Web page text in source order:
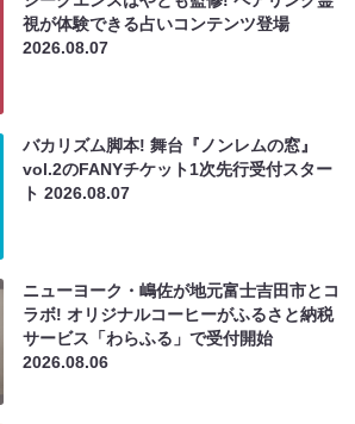
視が体験できる占いコンテンツ登場
2026.08.07
バカリズム脚本! 舞台『ノンレムの窓』
vol.2のFANYチケット1次先行受付スター
ト2026.08.07
ニューヨーク・嶋佐が地元富士吉田市とコ
ラボ! オリジナルコーヒーがふるさと納税
サービス「わらふる」で受付開始
2026.08.06